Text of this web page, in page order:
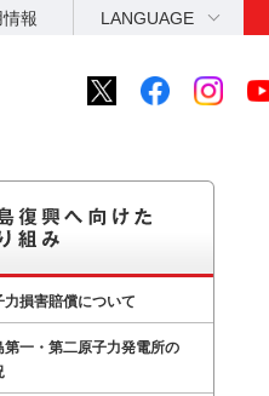
報 LANGUAGE
力損害賠償について
第一・第二原子力発電所の